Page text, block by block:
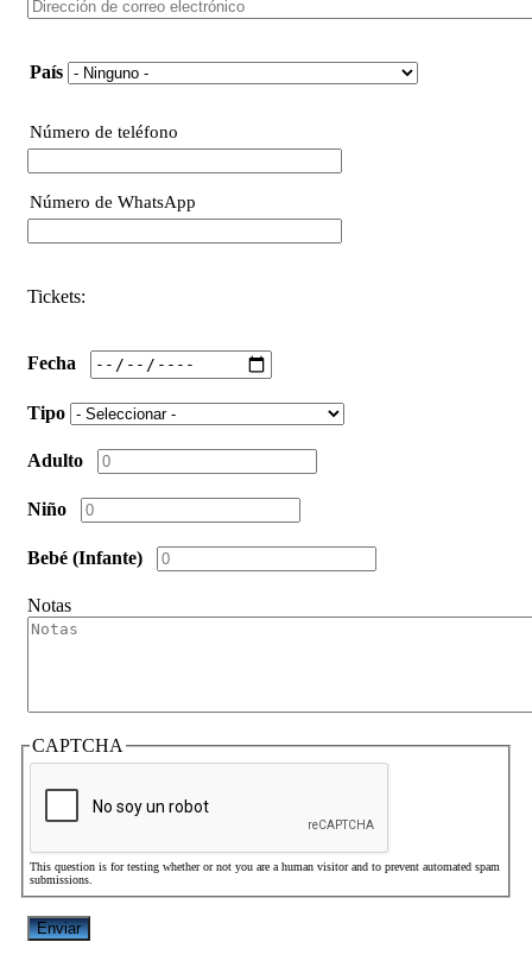
País
Número de teléfono
Número de WhatsApp
Tickets:
Fecha
Tipo
Adulto
Niño
Bebé (Infante)
Notas
CAPTCHA
This question is for testing whether or not you are a human visitor and to prevent automated spam
submissions.